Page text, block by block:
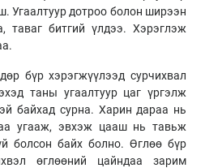
Угаалтуур дотроо болон ширээн
таваг битгий үлдээ. Хэрэглэж
бүр хэрэгжүүлээд сурчихвал
таны угаалтуур цаг үргэлж
байхад сурна. Харин дараа нь
угааж, эвхэж цааш нь тавьж
болсон байх болно. Өглөө бүр
өглөөний цайндаа зарим